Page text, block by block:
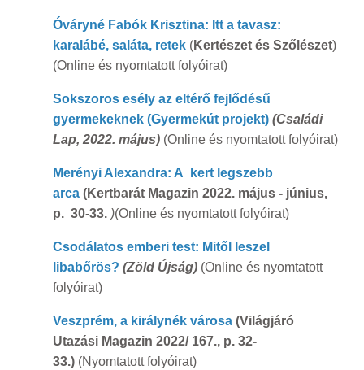
Óváryné Fabók Krisztina: Itt a tavasz:
karalábé, saláta, retek (Kertészet és Szőlészet)
(Online és nyomtatott folyóirat)
Sokszoros esély az eltérő fejlődésű
gyermekeknek(Gyermekút projekt) (Családi
Lap, 2022. május) (Online és nyomtatott folyóirat)
Merényi Alexandra: A kert legszebb
arca(Kertbarát Magazin 2022. május - június,
p. 30-33. )(Online és nyomtatott folyóirat)
Csodálatos emberi test: Mitől leszel
libabőrös? (Zöld Újság) (Online és nyomtatott
folyóirat)
Veszprém, a királynék városa(Világjáró
Utazási Magazin 2022/ 167., p. 32-
33.)(Nyomtatott folyóirat)